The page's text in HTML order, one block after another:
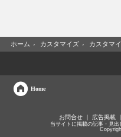
ホーム › カスタマイズ › カスタマ
Home
お問合せ 広告掲載
当サイトに掲載の記事・見出